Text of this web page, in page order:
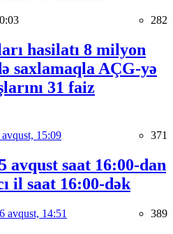
282
hasilatı 8 milyon
saxlamaqla AÇG-yə
31 faiz
15:09 371
avqust saat 16:00-dan
il saat 16:00-dək
avqust, 14:51 389